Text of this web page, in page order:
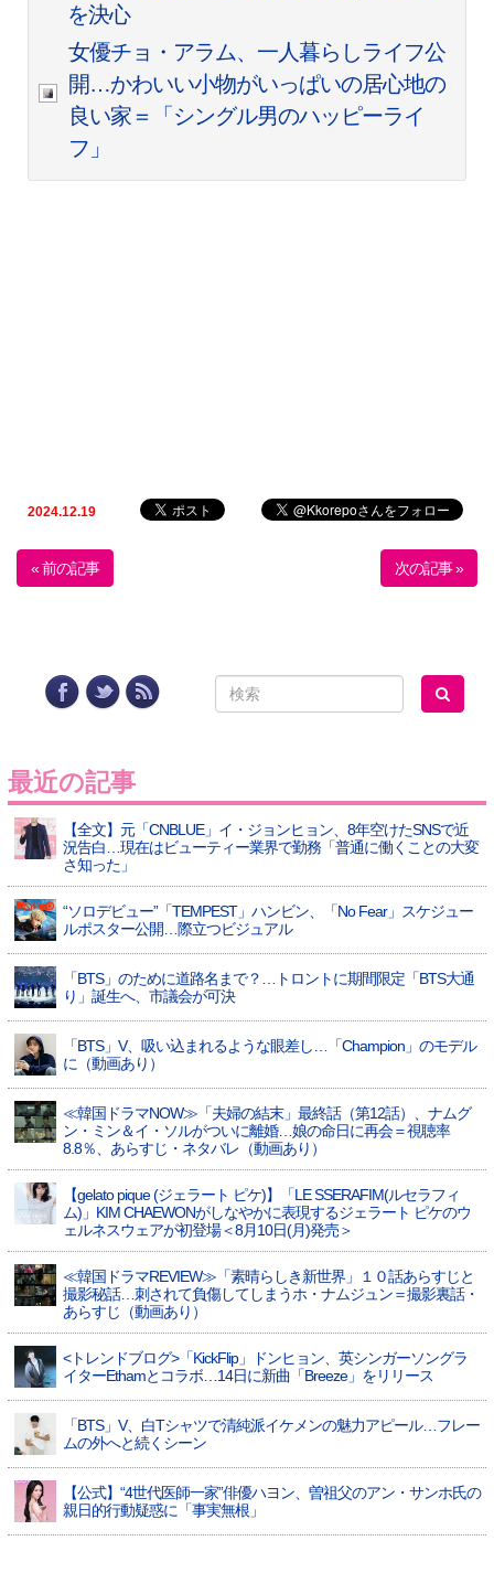
を決心
女優チョ・アラム、一人暮らしライフ公
開…かわいい小物がいっぱいの居心地の
良い家＝「シングル男のハッピーライ
フ」
2024.12.19
« 前の記事 次の記事 »
最近の記事
【全文】元「CNBLUE」イ・ジョンヒョン、8年空けたSNSで近
況告白…現在はビューティー業界で勤務「普通に働くことの大変
さ知った」
“ソロデビュー”「TEMPEST」ハンビン、「No Fear」スケジュー
ルポスター公開…際立つビジュアル
「BTS」のために道路名まで？…トロントに期間限定「BTS大通
り」誕生へ、市議会が可決
「BTS」V、吸い込まれるような眼差し…「Champion」のモデル
に（動画あり）
≪韓国ドラマNOW≫「夫婦の結末」最終話（第12話）、ナムグ
ン・ミン＆イ・ソルがついに離婚…娘の命日に再会＝視聴率
8.8％、あらすじ・ネタバレ（動画あり）
【gelato pique (ジェラート ピケ)】「LE SSERAFIM(ルセラフィ
ム)」KIM CHAEWONがしなやかに表現するジェラート ピケのウ
ェルネスウェアが初登場＜8月10日(月)発売＞
≪韓国ドラマREVIEW≫「素晴らしき新世界」１０話あらすじと
撮影秘話…刺されて負傷してしまうホ・ナムジュン＝撮影裏話・
あらすじ（動画あり）
<トレンドブログ>「KickFlip」ドンヒョン、英シンガーソングラ
イターEthamとコラボ…14日に新曲「Breeze」をリリース
「BTS」V、白Tシャツで清純派イケメンの魅力アピール…フレー
ムの外へと続くシーン
【公式】“4世代医師一家”俳優ハヨン、曽祖父のアン・サンホ氏の
親日的行動疑惑に「事実無根」